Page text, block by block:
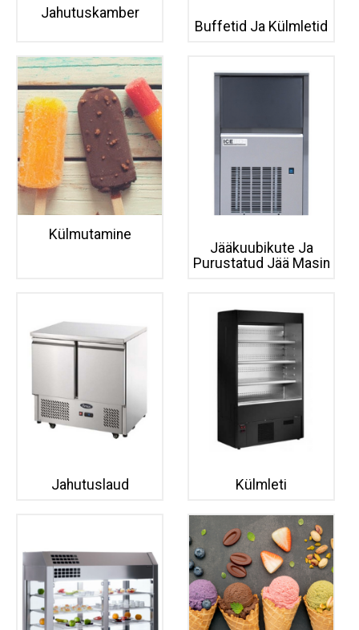
Jahutuskamber
Buffetid Ja Külmletid
Külmutamine
Jääkuubikute Ja
Purustatud Jää Masin
Jahutuslaud Külmleti